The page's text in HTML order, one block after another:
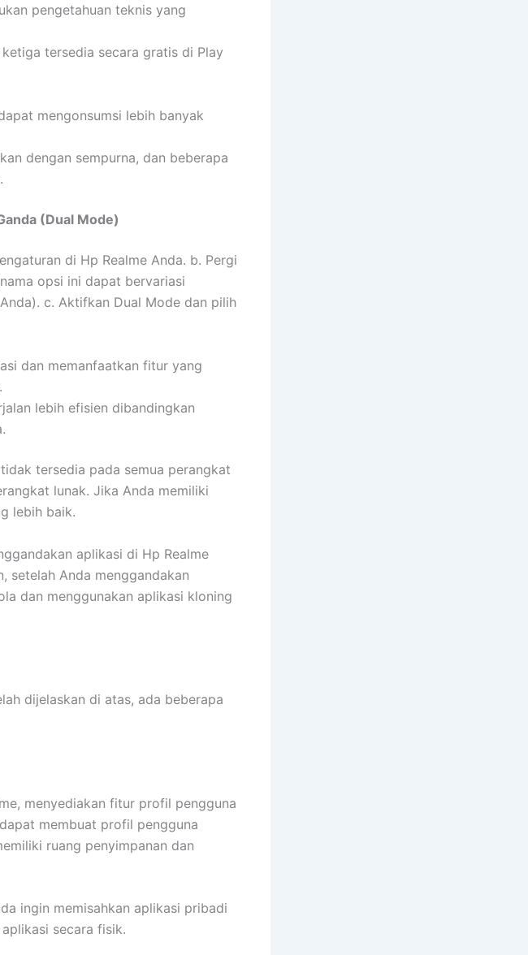
pengetahuan teknis yang
tersedia secara gratis di Play
mengonsumsi lebih banyak
dengan sempurna, dan beberapa
(Dual Mode)
di Hp Realme Anda. b. Pergi
opsi ini dapat bervariasi
c. Aktifkan Dual Mode dan pilih
dan memanfaatkan fitur yang
lebih efisien dibandingkan
tersedia pada semua perangkat
lunak. Jika Anda memiliki
lebih baik.
aplikasi di Hp Realme
setelah Anda menggandakan
dan menggunakan aplikasi kloning
dijelaskan di atas, ada beberapa
menyediakan fitur profil pengguna
membuat profil pengguna
ruang penyimpanan dan
ingin memisahkan aplikasi pribadi
secara fisik.